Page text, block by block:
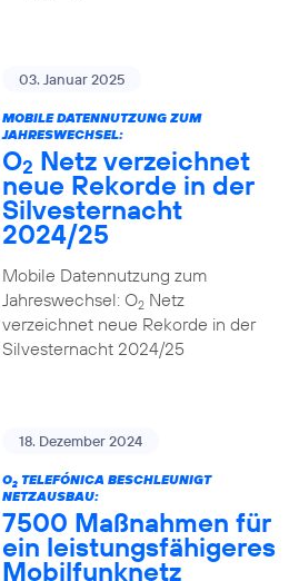
03. Januar 2025
MOBILE DATENNUTZUNG ZUM
JAHRESWECHSEL:
O2 Netz verzeichnet
neue Rekorde in der
Silvesternacht
2024/25
Mobile Datennutzung zum
Jahreswechsel: O2Netz
verzeichnet neue Rekorde in der
Silvesternacht 2024/25
18. Dezember 2024
O2TELEFÓNICA BESCHLEUNIGT
NETZAUSBAU:
7500 Maßnahmen für
ein leistungsfähigeres
Mobilfunknetz